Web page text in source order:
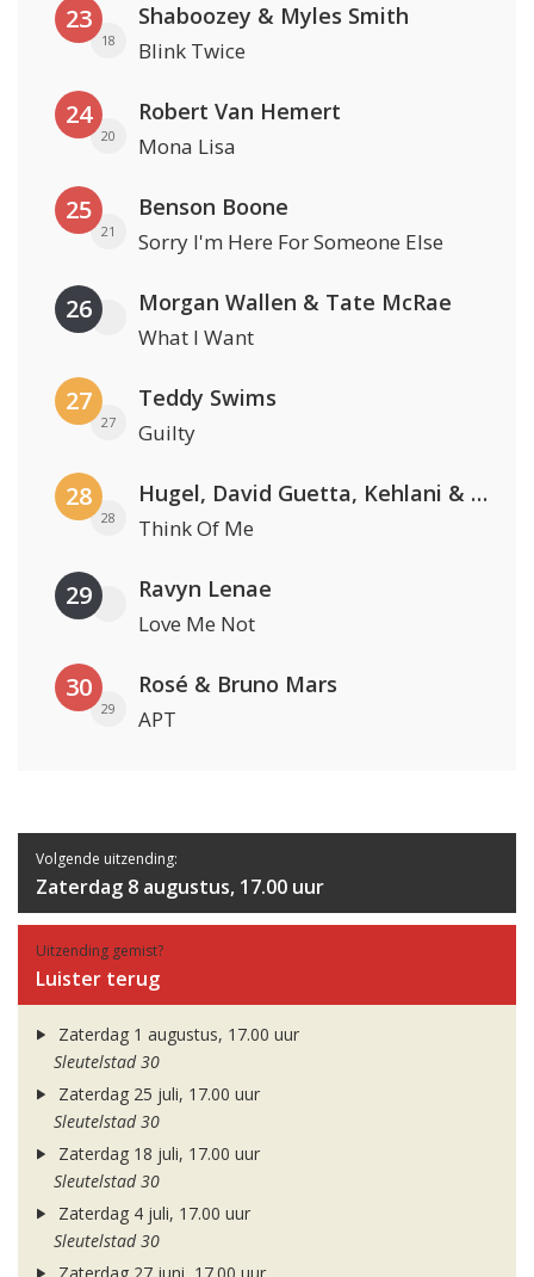
23
18
Shaboozey & Myles Smith
Blink Twice
24
20
Robert Van Hemert
Mona Lisa
25
21
Benson Boone
Sorry I'm Here For Someone Else
26 Morgan Wallen & Tate McRae
What I Want
27
27
Teddy Swims
Guilty
28
28
Hugel, David Guetta, Kehlani & Daecolm
Think Of Me
29 Ravyn Lenae
Love Me Not
30
29
Rosé & Bruno Mars
APT
Volgende uitzending:
Zaterdag 8 augustus, 17.00 uur
Uitzending gemist?
Luister terug
Zaterdag 1 augustus, 17.00 uur
Sleutelstad 30
Zaterdag 25 juli, 17.00 uur
Sleutelstad 30
Zaterdag 18 juli, 17.00 uur
Sleutelstad 30
Zaterdag 4 juli, 17.00 uur
Sleutelstad 30